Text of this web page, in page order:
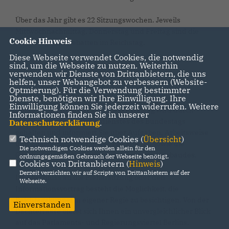
Über das Jahr gibt es 22 Sitzungswochen. Jeweils
Plenartage mit Debatten im Reichstag.
Vortrag im Plenarsaal
Nehmen Sie an einem ca. 45-minütiger Vortrag im
Deutschen Bundestag teil. Dieser Vortrag wird durch
Mitarbeiter des Besucherdienstes des Bundestags
und Zusammensetzung des Parlaments sowie die
Geschichte und Architektur des Reichstagsgebäudes.
Im Anschluss an die Plenarsitzung oder den
Reichtagskuppel in eigener Regie zu besichtigen. Von der
Dachterrasse bietet sich Ihnen ein unvergleichlicher Blick
Cookie Hinweis
Diese Webseite verwendet Cookies, die notwendig
sind, um die Webseite zu nutzen. Weiterhin
verwenden wir Dienste von Drittanbietern, die uns
helfen, unser Webangebot zu verbessern (Website-
Optmierung). Für die Verwendung bestimmter
Dienste, benötigen wir Ihre Einwilligung. Ihre
Einwilligung können Sie jederzeit widerrufen. Weitere
Informationen finden Sie in unserer
Datenschutzerklärung.
Technisch notwendige Cookies (Übersicht)
Die notwendigen Cookies werden allein für den
ordnungsgemäßen Gebrauch der Webseite benötigt.
Cookies von Drittanbietern (Hinweis)
Derzeit verzichten wir auf Scripte von Drittanbietern auf der
Webseite.
Einverstanden